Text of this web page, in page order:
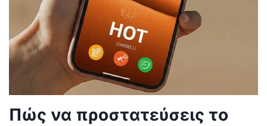
Πώς να προστατεύσεις το